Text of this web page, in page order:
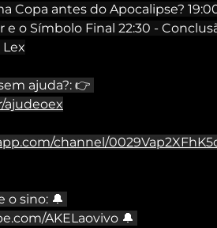
Copa antes do Apocalipse?
e o Símbolo Final 22:30 -
ajuda?: 👉
ajudeoex
channel/
o sino: 🔔
AKELaovivo 🔔